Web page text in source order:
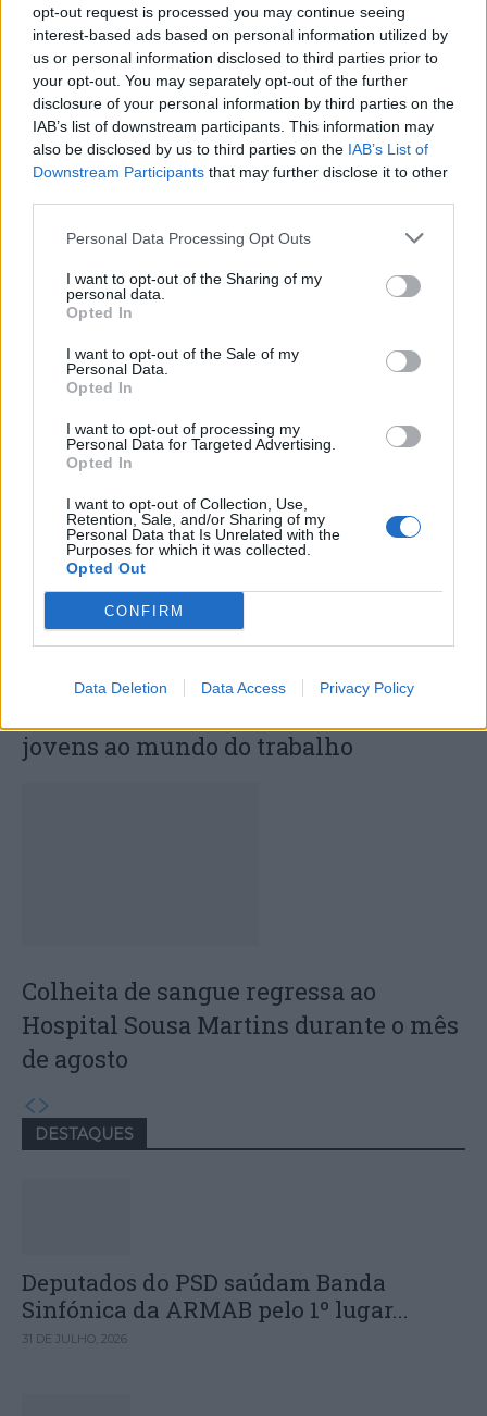
opt-out request is processed you may continue seeing
interest-based ads based on personal information utilized by
us or personal information disclosed to third parties prior to
your opt-out. You may separately opt-out of the further
disclosure of your personal information by third parties on the
IAB’s list of downstream participants. This information may
also be disclosed by us to third parties on the IAB’s List of
Downstream Participants that may further disclose it to other
Personal Data Processing Opt Outs
I want to opt-out of the Sharing of my
personal data.
Opted In
I want to opt-out of the Sale of my
Personal Data.
Opted In
I want to opt-out of processing my
Personal Data for Targeted Advertising.
Opted In
I want to opt-out of Collection, Use,
Retention, Sale, and/or Sharing of my
Personal Data that Is Unrelated with the
Purposes for which it was collected.
Opted Out
CONFIRM
Data Deletion Data Access Privacy Policy
critica alteração de regras
na admissão de alunos
estrangeiros
controla mais de 215
toneladas de uva
ARTIGOS RELACIONADOSMAIS DO AUTOR
Deputados do PSD saúdam Banda
Sinfónica da ARMAB pelo 1º lugar no
certame internacional de Valência
jovens ao mundo do trabalho
Colheita de sangue regressa ao
Hospital Sousa Martins durante o mês
de agosto
DESTAQUES
Deputados do PSD saúdam Banda
Sinfónica da ARMAB pelo 1º lugar...
31 DE JULHO, 2026